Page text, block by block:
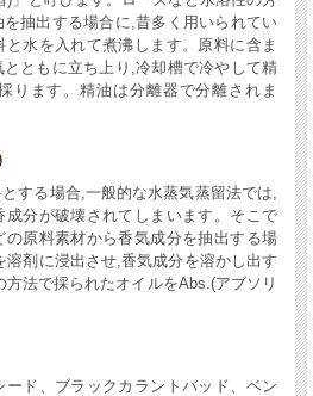
抽出する場合に,昔多く用いられてい
と水を入れて煮沸します。原料に含ま
ともに立ち上り,冷却槽で冷やして精
ります。精油は分離器で分離されま
する場合,一般的な水蒸気蒸留法では,
分が破壊されてしまいます。そこで
の原料素材から香気成分を抽出する場
溶剤に浸出させ,香気成分を溶かし出す
法で採られたオイルをAbs.(アブソリ
ド、ブラックカラントバッド、ベン